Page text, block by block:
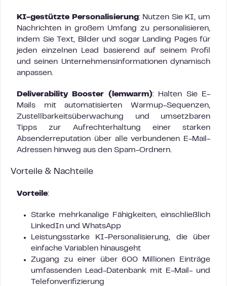
KI-gestützte Personalisierung: Nutzen Sie KI, um
Nachrichten in großem Umfang zu personalisieren,
indem Sie Text, Bilder und sogar Landing Pages für
jeden einzelnen Lead basierend auf seinem Profil
und seinen Unternehmensinformationen dynamisch
anpassen.
Deliverability Booster (lemwarm): Halten Sie E-
Mails mit automatisierten Warmup-Sequenzen,
Zustellbarkeitsüberwachung und umsetzbaren
Tipps zur Aufrechterhaltung einer starken
Absenderreputation über alle verbundenen E-Mail-
Adressen hinweg aus den Spam-Ordnern.
Vorteile & Nachteile
Vorteile:
Starke mehrkanalige Fähigkeiten, einschließlich
LinkedIn und WhatsApp
Leistungsstarke KI-Personalisierung, die über
einfache Variablen hinausgeht
Zugang zu einer über 600 Millionen Einträge
umfassenden Lead-Datenbank mit E-Mail- und
Telefonverifizierung